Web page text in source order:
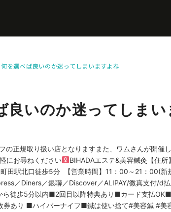
を選べば良いのか迷ってしまいますよね
良いのか迷ってしまい
正規取り扱い店となりますまた、ワムさんが開催
にお尋ねください‍
BIHADAエステ&美容鍼灸⁡【住所
駅北口徒歩5分 ⁡【営業時間】11：00～21：00(新
／Diners／銀聯／Discover／ALIPAY/微真支付/d払
徒歩5分以内■2回目以降特典あり■カード支払OK■
あり ■ハイパーナイフ■鍼は使い捨て⁡#美容鍼 #美